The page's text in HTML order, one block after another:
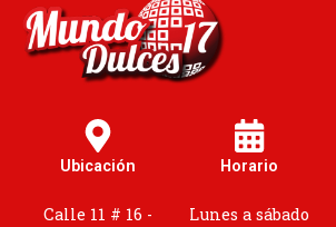
Ubicación
Calle 11 # 16 -
Horario
Lunes a sábado